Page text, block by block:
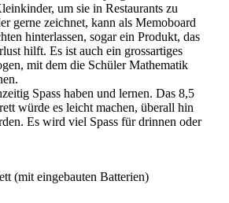
um sie in Restaurants zu
gerne zeichnet, kann als Memoboard
hinterlassen, sogar ein Produkt, das
hilft. Es ist auch ein grossartiges
mit dem die Schüler Mathematik
Spass haben und lernen. Das 8,5
würde es leicht machen, überall hin
Es wird viel Spass für drinnen oder
(mit eingebauten Batterien)